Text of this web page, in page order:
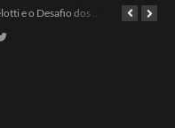
Ancelotti e o Desafio dos Goleiros na Seleção